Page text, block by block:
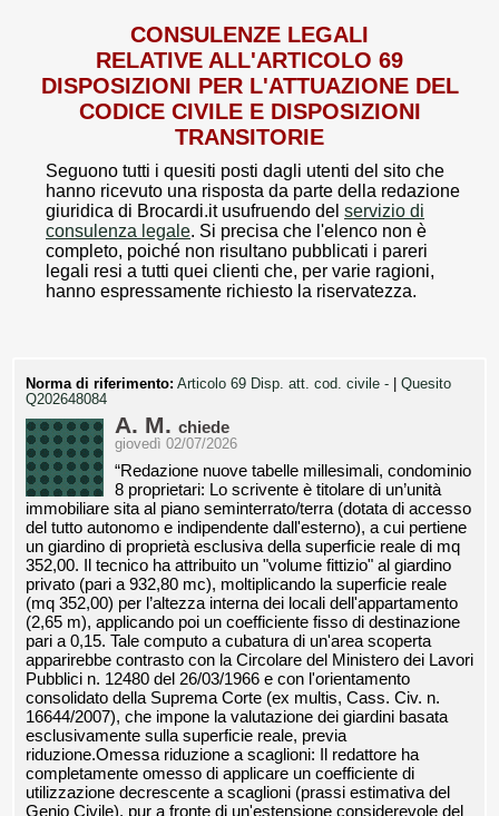
CONSULENZE LEGALI
RELATIVE ALL'ARTICOLO 69
DISPOSIZIONI PER L'ATTUAZIONE DEL
CODICE CIVILE E DISPOSIZIONI
TRANSITORIE
Seguono tutti i quesiti posti dagli utenti del sito che
hanno ricevuto una risposta da parte della redazione
giuridica di Brocardi.it usufruendo del servizio di
consulenza legale. Si precisa che l'elenco non è
completo, poiché non risultano pubblicati i pareri
legali resi a tutti quei clienti che, per varie ragioni,
hanno espressamente richiesto la riservatezza.
Norma di riferimento: Articolo 69 Disp. att. cod. civile -
Quesito
Q202648084
A. M. chiede
giovedì 02/07/2026
“Redazione nuove tabelle millesimali, condominio
8 proprietari: Lo scrivente è titolare di un’unità
immobiliare sita al piano seminterrato/terra (dotata di accesso
del tutto autonomo e indipendente dall'esterno), a cui pertiene
un giardino di proprietà esclusiva della superficie reale di mq
352,00. Il tecnico ha attribuito un "volume fittizio" al giardino
privato (pari a 932,80 mc), moltiplicando la superficie reale
(mq 352,00) per l’altezza interna dei locali dell'appartamento
(2,65 m), applicando poi un coefficiente fisso di destinazione
pari a 0,15. Tale computo a cubatura di un'area scoperta
apparirebbe contrasto con la Circolare del Ministero dei Lavori
Pubblici n. 12480 del 26/03/1966 e con l'orientamento
consolidato della Suprema Corte (ex multis, Cass. Civ. n.
16644/2007), che impone la valutazione dei giardini basata
esclusivamente sulla superficie reale, previa
riduzione.Omessa riduzione a scaglioni: Il redattore ha
completamente omesso di applicare un coefficiente di
utilizzazione decrescente a scaglioni (prassi estimativa del
Genio Civile), pur a fronte di un'estensione considerevole del